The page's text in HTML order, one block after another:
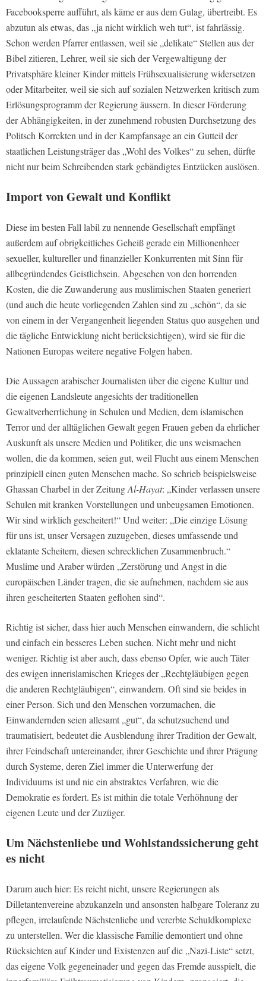
Facebooksperre aufführt, als käme er aus dem Gulag, übertreibt. Es
abzutun als etwas, das „ja nicht wirklich weh tut“, ist fahrlässig.
Schon werden Pfarrer entlassen, weil sie „delikate“ Stellen aus der
Bibel zitieren, Lehrer, weil sie sich der Vergewaltigung der
Privatsphäre kleiner Kinder mittels Frühsexualisierung widersetzen
oder Mitarbeiter, weil sie sich auf sozialen Netzwerken kritisch zum
Erlösungsprogramm der Regierung äussern. In dieser Förderung
der Abhängigkeiten, in der zunehmend robusten Durchsetzung des
Politsch Korrekten und in der Kampfansage an ein Gutteil der
staatlichen Leistungsträger das „Wohl des Volkes“ zu sehen, dürfte
nicht nur beim Schreibenden stark gebändigtes Entzücken auslösen.
Import von Gewalt und Konflikt
Diese im besten Fall labil zu nennende Gesellschaft empfängt
außerdem auf obrigkeitliches Geheiß gerade ein Millionenheer
sexueller, kultureller und finanzieller Konkurrenten mit Sinn für
allbegründendes Geistlichsein. Abgesehen von den horrenden
Kosten, die die Zuwanderung aus muslimischen Staaten generiert
(und auch die heute vorliegenden Zahlen sind zu „schön“, da sie
von einem in der Vergangenheit liegenden Status quo ausgehen und
die tägliche Entwicklung nicht berücksichtigen), wird sie für die
Nationen Europas weitere negative Folgen haben.
Die Aussagen arabischer Journalisten über die eigene Kultur und
die eigenen Landsleute angesichts der traditionellen
Gewaltverherrlichung in Schulen und Medien, dem islamischen
Terror und der alltäglichen Gewalt gegen Frauen geben da ehrlicher
Auskunft als unsere Medien und Politiker, die uns weismachen
wollen, die da kommen, seien gut, weil Flucht aus einem Menschen
prinzipiell einen guten Menschen mache. So schrieb beispielsweise
Ghassan Charbel in der ZeitungAl-Hayat: „Kinder verlassen unsere
Schulen mit kranken Vorstellungen und unbeugsamen Emotionen.
Wir sind wirklich gescheitert!“ Und weiter: „Die einzige Lösung
für uns ist, unser Versagen zuzugeben, dieses umfassende und
eklatante Scheitern, diesen schrecklichen Zusammenbruch.“
Muslime und Araber würden „Zerstörung und Angst in die
europäischen Länder tragen, die sie aufnehmen, nachdem sie aus
ihren gescheiterten Staaten geflohen sind“.
Richtig ist sicher, dass hier auch Menschen einwandern, die schlicht
und einfach ein besseres Leben suchen. Nicht mehr und nicht
weniger. Richtig ist aber auch, dass ebenso Opfer, wie auch Täter
des ewigen innerislamischen Krieges der „Rechtgläubigen gegen
die anderen Rechtgläubigen“, einwandern. Oft sind sie beides in
einer Person. Sich und den Menschen vorzumachen, die
Einwandernden seien allesamt „gut“, da schutzsuchend und
traumatisiert, bedeutet die Ausblendung ihrer Tradition der Gewalt,
ihrer Feindschaft untereinander, ihrer Geschichte und ihrer Prägung
durch Systeme, deren Ziel immer die Unterwerfung der
Individuums ist und nie ein abstraktes Verfahren, wie die
Demokratie es fordert. Es ist mithin die totale Verhöhnung der
eigenen Leute und der Zuzüger.
Um Nächstenliebe und Wohlstandssicherung geht
es nicht
Darum auch hier: Es reicht nicht, unsere Regierungen als
Dilletantenvereine abzukanzeln und ansonsten halbgare Toleranz zu
pflegen, irrelaufende Nächstenliebe und vererbte Schuldkomplexe
zu unterstellen. Wer die klassische Familie demontiert und ohne
Rücksichten auf Kinder und Existenzen auf die „Nazi-Liste“ setzt,
das eigene Volk gegeneinader und gegen das Fremde ausspielt, die